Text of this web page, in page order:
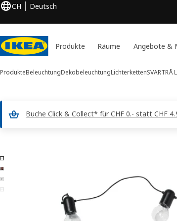
CH Deutsch
Produkte Räume Angebote &
ProdukteBeleuchtungDekobeleuchtungLichterkettenSVARTRÅ
Buche Click & Collect* für CHF 0.- statt CHF
4 SVARTRÅ -Bilder